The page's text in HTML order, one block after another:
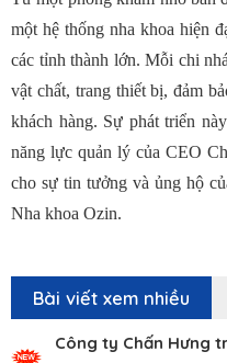
một hệ thống nha khoa hiện
các tỉnh thành lớn. Mỗi chi
vật chất, trang thiết bị, đảm
khách hàng. Sự phát triển
năng lực quản lý của CEO
cho sự tin tưởng và ủng hộ
Nha khoa Ozin.
Bài viết xem nhiều
Công ty Chấn Hưng